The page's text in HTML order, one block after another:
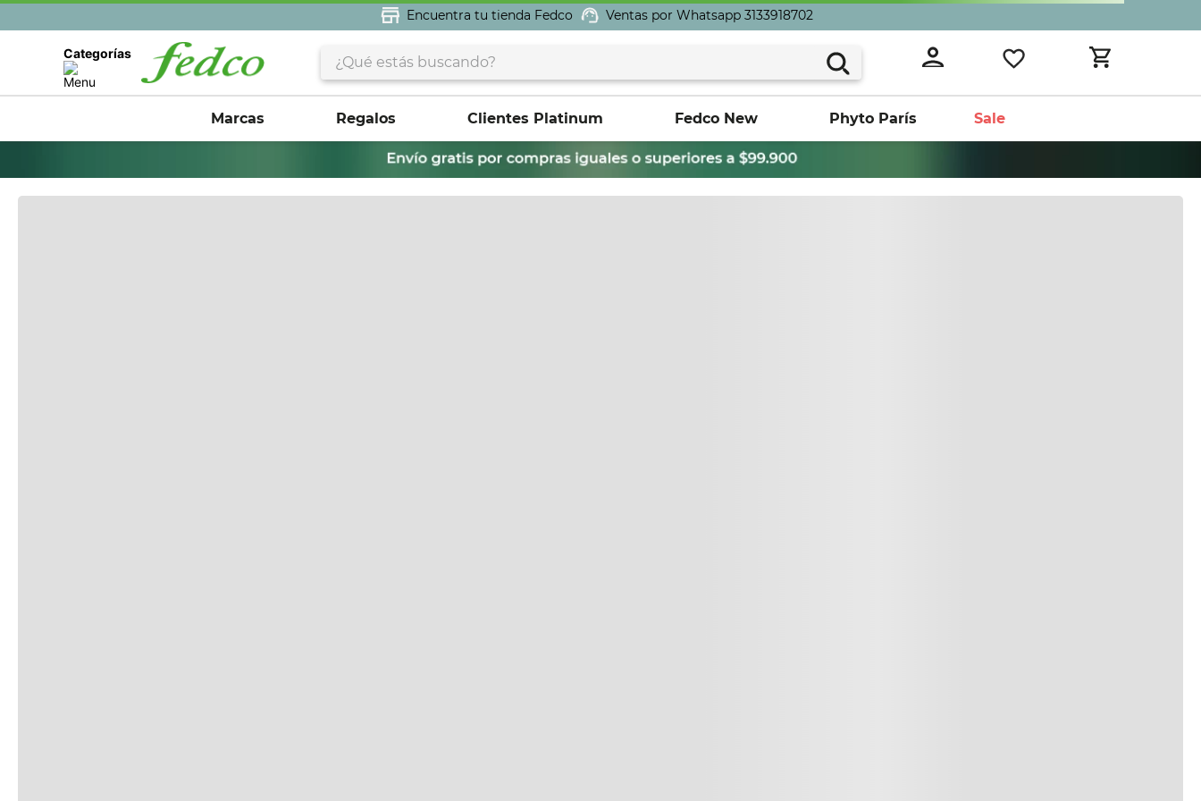
Encuentra tu tienda Fedco Ventas por Whatsapp 3133918702
Categorías ¿Qué estás buscando?
Marcas Regalos Clientes Platinum Fedco New Phyto París Sale